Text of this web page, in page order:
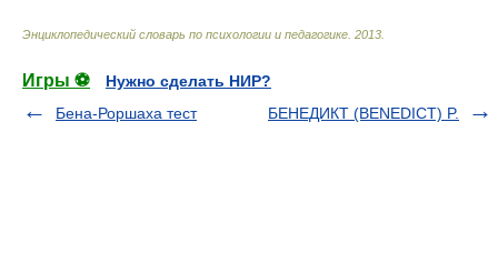
Энциклопедический словарь по психологии и педагогике 2013
Игры ⚽
Нужно сделать НИР?
Бена-Роршаха тест
БЕНЕДИКТ (BENEDICT) P.